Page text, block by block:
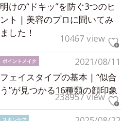
明けの“ドキッ”を防ぐ3つのヒ
ント｜美容のプロに聞いてみ
ました！
10467 view
2021/08/11
ポイントメイク
フェイスタイプの基本｜“似合
う”が見つかる16種類の顔印象
238957 view